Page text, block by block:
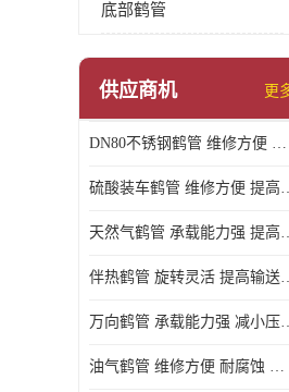
底部鹤管
供应商机 更
DN80不锈钢鹤管 维修方便 提高输送效率
硫酸装车鹤管
天然气鹤管 承
伴热鹤管 旋
万向鹤管 承载
油气鹤管 维修方便 耐腐蚀 耐高温